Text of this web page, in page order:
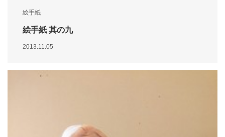
絵手紙
絵手紙 其の九
2013.11.05